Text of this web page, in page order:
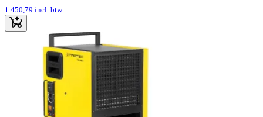
1.450,79 incl. btw